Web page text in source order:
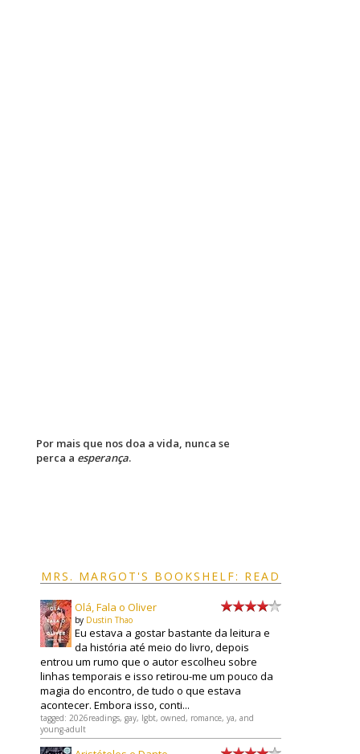
Por mais que nos doa a vida, nunca se
perca a esperança.
MRS. MARGOT'S BOOKSHELF: READ
Olá, Fala o Oliver
by Dustin Thao
Eu estava a gostar bastante da leitura e
da história até meio do livro, depois
entrou um rumo que o autor escolheu sobre
linhas temporais e isso retirou-me um pouco da
magia do encontro, de tudo o que estava
acontecer. Embora isso, conti...
tagged: 2026readings, gay, lgbt, owned, romance, ya, and
young-adult